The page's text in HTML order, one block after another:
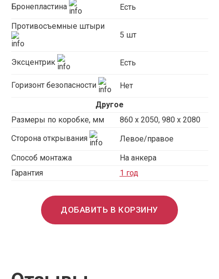
Бронепластина Есть
Противосъемные штыри
5 шт
Эксцентрик Есть
Горизонт безопасности Нет
Другое
Размеры по коробке, мм
860 х 2050, 980 x 2080
Сторона открывания Левое/правое
Способ монтажа
На анкера
Гарантия
1 год
ДОБАВИТЬ В КОРЗИНУ